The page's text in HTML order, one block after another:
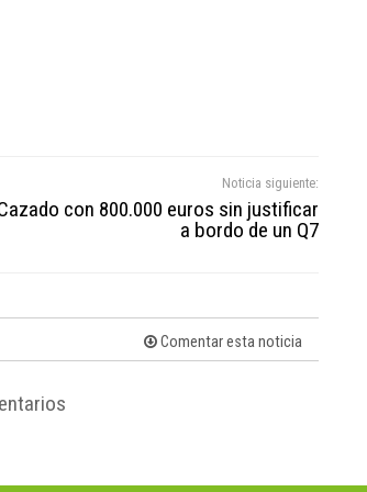
Noticia siguiente:
con 800.000 euros sin justificar
a bordo de un Q7
Comentar esta noticia